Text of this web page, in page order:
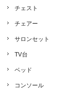
チェスト
チェアー
サロンセット
TV台
ベッド
コンソール